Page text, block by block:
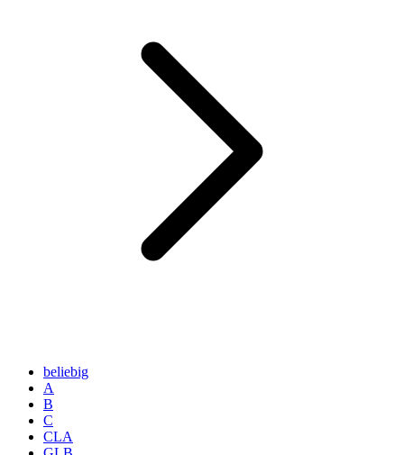
beliebig
A
B
C
CLA